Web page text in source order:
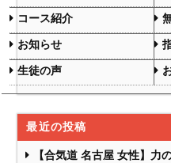
コース紹介
お知らせ
生徒の声
最近の投稿
【合気道 名古屋 女性】力